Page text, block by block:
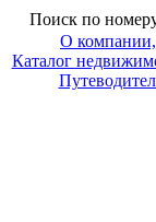
Поиск по
О компании,
Каталог